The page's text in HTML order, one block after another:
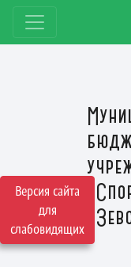
Версия сайта
для
слабовидящих